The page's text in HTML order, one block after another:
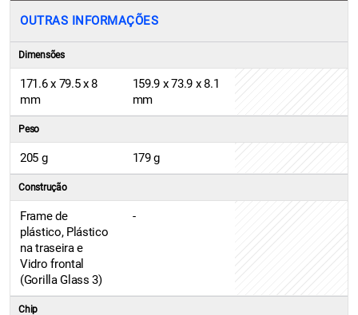
OUTRAS INFORMAÇÕES
Dimensões
171.6 x 79.5 x 8
mm
159.9 x 73.9 x 8.1
mm
Peso
205 g 179 g
Construção
Frame de
plástico, Plástico
na traseira e
Vidro frontal
(Gorilla Glass 3)
-
Chip